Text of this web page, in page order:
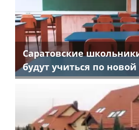
Саратовские
будут учиться по